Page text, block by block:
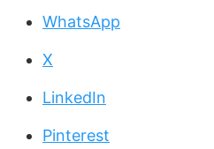
WhatsApp
X
LinkedIn
Pinterest